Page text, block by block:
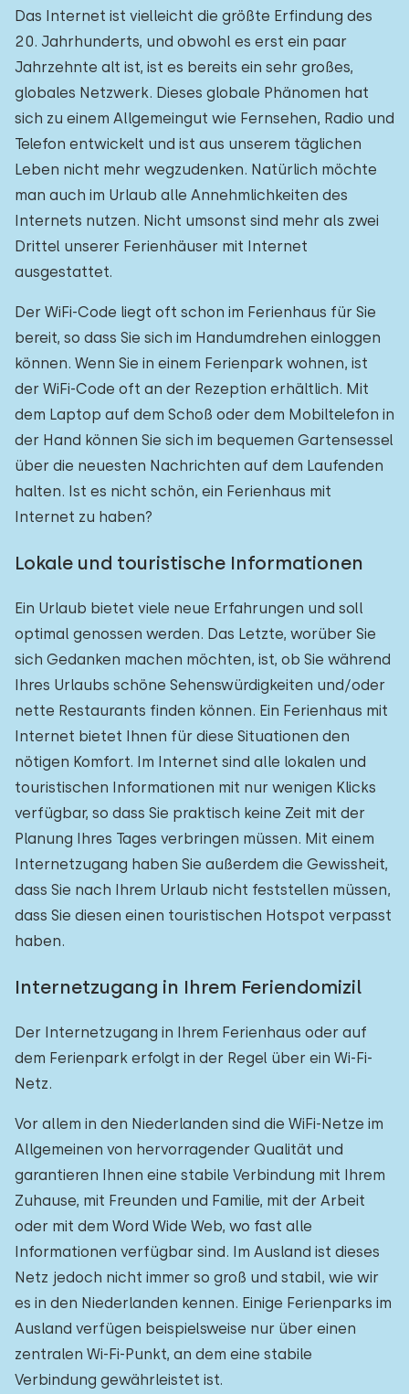
Das Internet ist vielleicht die größte Erfindung des
20. Jahrhunderts, und obwohl es erst ein paar
Jahrzehnte alt ist, ist es bereits ein sehr großes,
globales Netzwerk. Dieses globale Phänomen hat
sich zu einem Allgemeingut wie Fernsehen, Radio und
Telefon entwickelt und ist aus unserem täglichen
Leben nicht mehr wegzudenken. Natürlich möchte
man auch im Urlaub alle Annehmlichkeiten des
Internets nutzen. Nicht umsonst sind mehr als zwei
Drittel unserer Ferienhäuser mit Internet
ausgestattet.
Der WiFi-Code liegt oft schon im Ferienhaus für Sie
bereit, so dass Sie sich im Handumdrehen einloggen
können. Wenn Sie in einem Ferienpark wohnen, ist
der WiFi-Code oft an der Rezeption erhältlich. Mit
dem Laptop auf dem Schoß oder dem Mobiltelefon in
der Hand können Sie sich im bequemen Gartensessel
über die neuesten Nachrichten auf dem Laufenden
halten. Ist es nicht schön, ein Ferienhaus mit
Internet zu haben?
Lokale und touristische Informationen
Ein Urlaub bietet viele neue Erfahrungen und soll
optimal genossen werden. Das Letzte, worüber Sie
sich Gedanken machen möchten, ist, ob Sie während
Ihres Urlaubs schöne Sehenswürdigkeiten und/oder
nette Restaurants finden können. Ein Ferienhaus mit
Internet bietet Ihnen für diese Situationen den
nötigen Komfort. Im Internet sind alle lokalen und
touristischen Informationen mit nur wenigen Klicks
verfügbar, so dass Sie praktisch keine Zeit mit der
Planung Ihres Tages verbringen müssen. Mit einem
Internetzugang haben Sie außerdem die Gewissheit,
dass Sie nach Ihrem Urlaub nicht feststellen müssen,
dass Sie diesen einen touristischen Hotspot verpasst
haben.
Internetzugang in Ihrem Feriendomizil
Der Internetzugang in Ihrem Ferienhaus oder auf
dem Ferienpark erfolgt in der Regel über ein Wi-Fi-
Netz.
Vor allem in den Niederlanden sind die WiFi-Netze im
Allgemeinen von hervorragender Qualität und
garantieren Ihnen eine stabile Verbindung mit Ihrem
Zuhause, mit Freunden und Familie, mit der Arbeit
oder mit dem Word Wide Web, wo fast alle
Informationen verfügbar sind. Im Ausland ist dieses
Netz jedoch nicht immer so groß und stabil, wie wir
es in den Niederlanden kennen. Einige Ferienparks im
Ausland verfügen beispielsweise nur über einen
zentralen Wi-Fi-Punkt, an dem eine stabile
Verbindung gewährleistet ist.